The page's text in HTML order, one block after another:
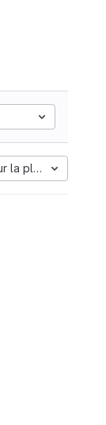
la plus ancienne